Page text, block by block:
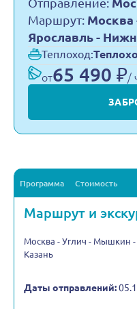
Отправление:
Маршрут: Москва
Ярославль -
Теплоход:
от65 490 ₽/
Программа Стоимость
Маршрут и
Москва - Углич - Мышкин
Казань
Даты отправлений: